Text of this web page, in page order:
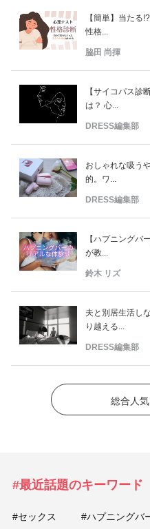
【簡単】当たる
性格...
脇田 尚揮
【サイコパス診
は？ 心...
DRESS編集部
おしゃれな吸う
的。ワ...
DRESS編集部
【ハプニングバ
が教...
鈴木 リズ
夫と別居生活し
り越える...
DRESS編集部
総合人
#最近話題のキーワード
#セックス #ハプニングバ